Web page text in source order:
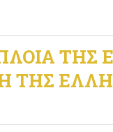
ΤΗΣ
ΤΗΣ